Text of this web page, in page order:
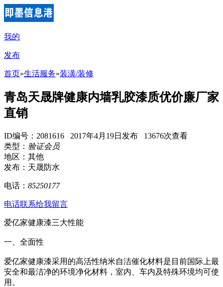
我的
发布
首页»生活服务»装潢/装修
青岛天晟牌健康内墙乳胶漆质优价廉厂家
直销
ID编号：2081616 2017年4月19日发布 13676次查看
类型： 验证会员
地区：其他
发布：天晟防水
电话： 85250177
电话联系给我留言
爱亿家健康漆三大性能
一、全面性
爱亿家健康漆采用的高活性纳米自洁催化材料是目前国际上最
安全和最洁净的环境净化材料，室内、车内及特殊环境均可使
用。